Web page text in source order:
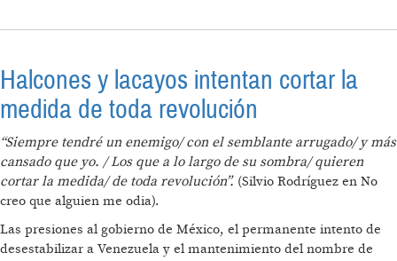
Halcones y lacayos intentan cortar la
medida de toda revolución
“Siempre tendré un enemigo/ con el semblante arrugado/ y más
cansado que yo. / Los que a lo largo de su sombra/ quieren
cortar la medida/ de toda revolución”. (Silvio Rodríguez en No
creo que alguien me odia).
Las presiones al gobierno de México, el permanente intento de
desestabilizar a Venezuela y el mantenimiento del nombre de